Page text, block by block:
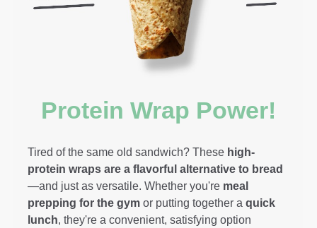
Protein Wrap Power!
Tired of the same old sandwich? These high-
protein wraps are a flavorful alternative to bread
—and just as versatile. Whether you're meal
prepping for the gym or putting together aquick
lunch, they're a convenient, satisfying option